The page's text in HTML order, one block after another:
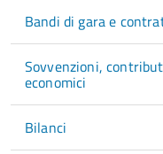
Bandi di gara e
Sovvenzioni,
economici
Bilanci